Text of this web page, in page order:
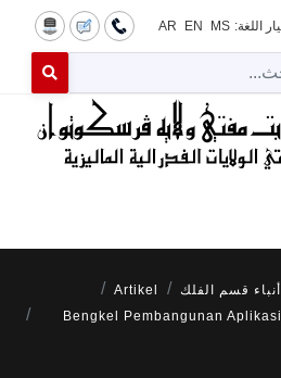
اللغة: MS
EN
AR
for results.
قسم الفلك
Artikel
Bengkel Pembangunan